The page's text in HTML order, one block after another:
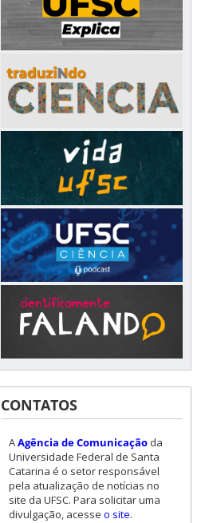
CONTATOS
AAgência de Comunicaçãoda
Universidade Federal de Santa
Catarina é o setor responsável
pela atualização de notícias no
site da UFSC. Para solicitar uma
divulgação, acesse o site.